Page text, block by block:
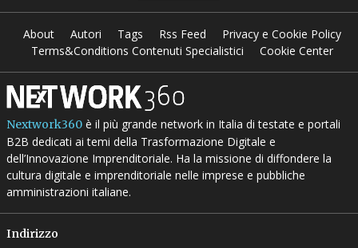
About Autori Tags Rss Feed
Privacy e Cookie Policy
Terms&Conditions Contenuti Specialistici
Cookie Center
Nextwork360è il più grande network in Italia di testate e portali
B2B dedicati ai temi della Trasformazione Digitale e
dell’Innovazione Imprenditoriale. Ha la missione di diffondere la
cultura digitale e imprenditoriale nelle imprese e pubbliche
amministrazioni italiane.
Indirizzo